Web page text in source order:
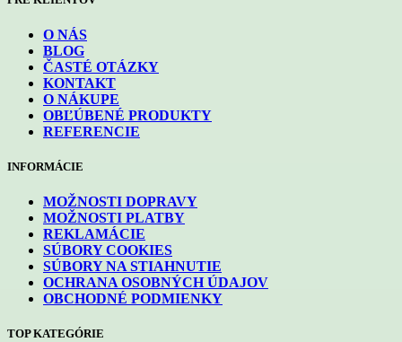
O NÁS
BLOG
ČASTÉ OTÁZKY
KONTAKT
O NÁKUPE
OBĽÚBENÉ PRODUKTY
REFERENCIE
INFORMÁCIE
MOŽNOSTI DOPRAVY
MOŽNOSTI PLATBY
REKLAMÁCIE
SÚBORY COOKIES
SÚBORY NA STIAHNUTIE
OCHRANA OSOBNÝCH ÚDAJOV
OBCHODNÉ PODMIENKY
TOP KATEGÓRIE